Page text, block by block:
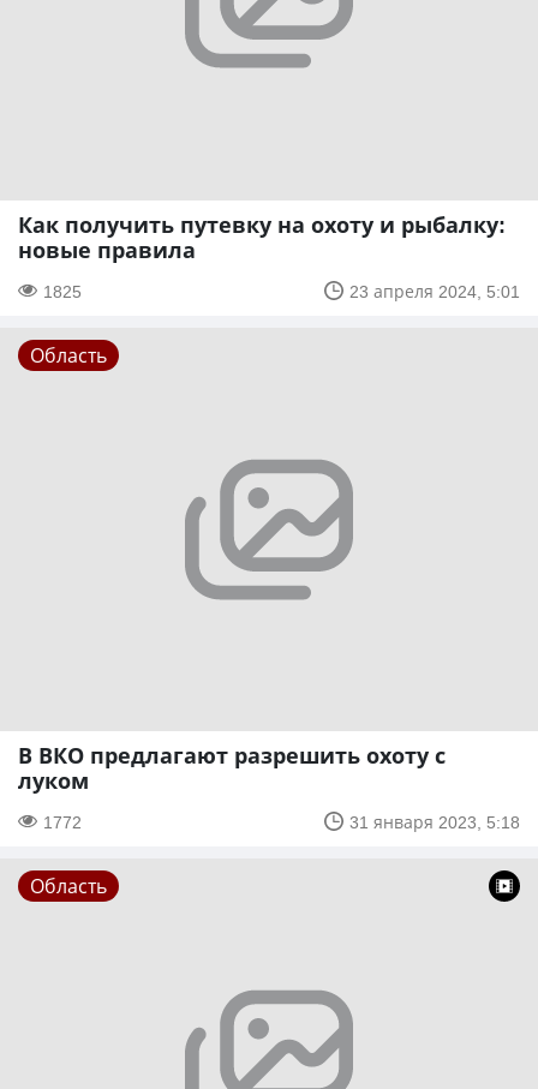
Как получить путевку на охоту и рыбалку:
новые правила
1825 23 апреля 2024, 5:01
Область
В ВКО предлагают разрешить охоту с
луком
1772 31 января 2023, 5:18
Область